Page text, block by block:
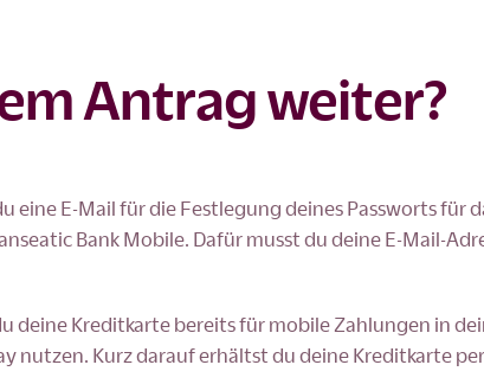
Antrag weiter?
E-Mail für die Festlegung deines Passworts für
Bank Mobile. Dafür musst du deine E-Mail-
deine Kreditkarte bereits für mobile Zahlungen in
nutzen. Kurz darauf erhältst du deine Kreditkarte